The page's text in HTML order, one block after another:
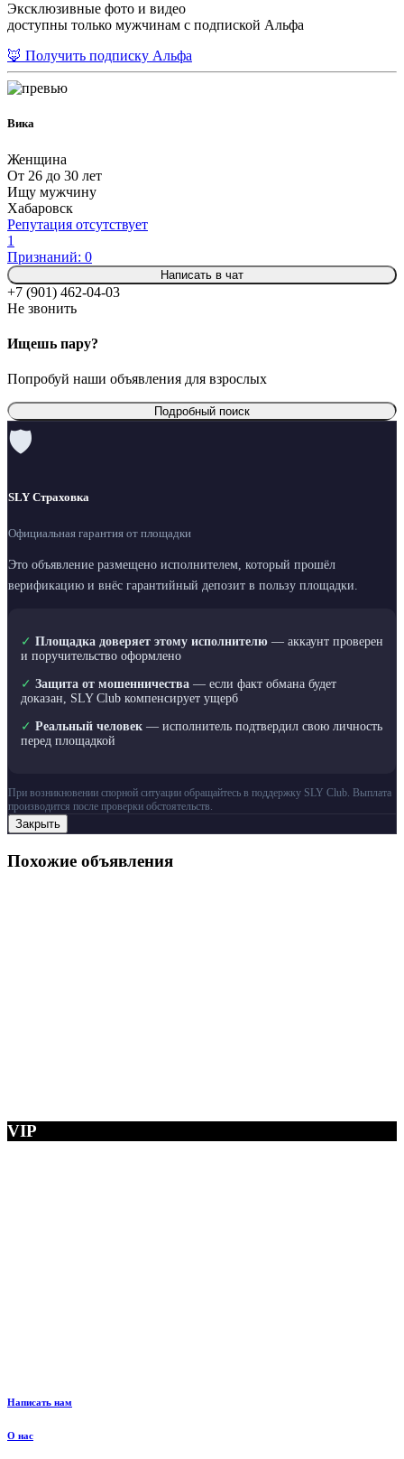
Эксклюзивные фото и видео
доступны только мужчинам с подпиской Альфа
🦊 Получить подписку Альфа
Вика
Женщина
От 26 до 30 лет
Ищу мужчину
Хабаровск
Репутация отсутствует
1
Признаний: 0
Написать в чат
+7 (901) 462-04-03
Не звонить
Ищешь пару?
Попробуй наши объявления для взрослых
Подробный поиск
🛡
SLY Страховка
Официальная гарантия от площадки
Это объявление размещено исполнителем, который прошёл
верификацию и внёс гарантийный депозит в пользу площадки.
✓ Площадка доверяет этому исполнителю — аккаунт проверен
и поручительство оформлено
✓ Защита от мошенничества — если факт обмана будет
доказан, SLY Club компенсирует ущерб
✓ Реальный человек — исполнитель подтвердил свою личность
перед площадкой
При возникновении спорной ситуации обращайтесь в поддержку SLY Club. Выплата
производится после проверки обстоятельств.
Закрыть
Похожие объявления
VIP
Написать нам
О нас